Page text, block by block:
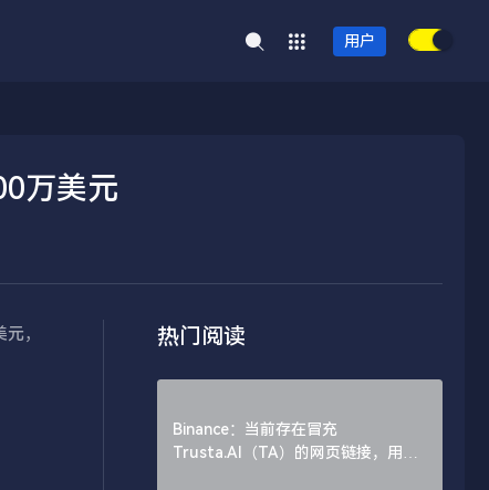
用户
万美元
，
热门阅读
Binance：当前存在冒充
Trusta.AI（TA）的网页链接，用户